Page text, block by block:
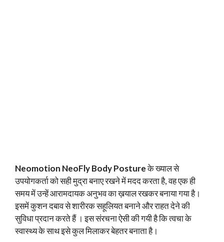
Neomotion NeoFly Body Postureके ख्याल से
उपयोगकर्ता को सही मुद्रा बनाए रखने में मदद करता है, वह एक ही
समय में उन्हें आरामदायक अनुभव का ख़याल रखकर बनाया गया है।
इसमें कुशन दबाव से शारीरक सहूलियत बनाने और राहत देने की
सुविधा प्रदान करते हैं । इस संरचना ऐसी की गयी है कि त्वचा के
स्वास्थ्य के साथ इसे कुल मिलाकर बेहतर बनाता है।